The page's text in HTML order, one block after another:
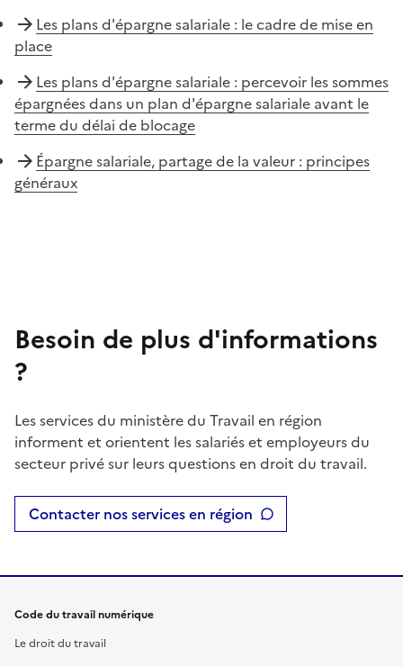
Les plans d'épargne salariale : le cadre de mise en
place
Les plans d'épargne salariale : percevoir les sommes
épargnées dans un plan d'épargne salariale avant le
terme du délai de blocage
Épargne salariale, partage de la valeur : principes
généraux
Besoin de plus d'informations
?
Les services du ministère du Travail en région
informent et orientent les salariés et employeurs du
secteur privé sur leurs questions en droit du travail.
Contacter nos services en région
Code du travail numérique
Le droit du travail